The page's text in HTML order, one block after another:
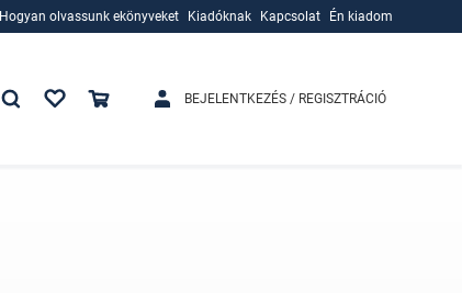
Hogyan olvassunk ekönyveket
Kiadóknak
Kapcsolat Én kiadom
BEJELENTKEZÉS / REGISZTRÁCIÓ